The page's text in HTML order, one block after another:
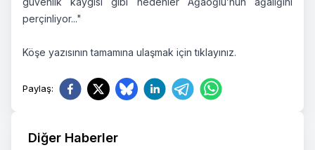
Diğer Haberler
perçinliyor..."
Köşe yazısının tamamına ulaşmak içintıklayınız.
Paylaş: